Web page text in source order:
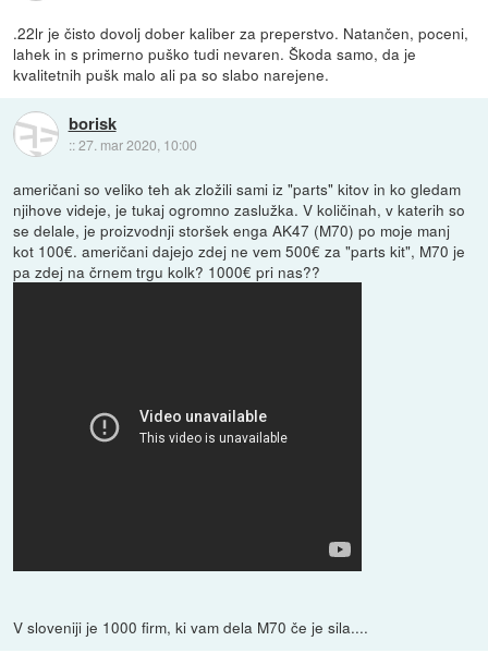
.22lr je čisto dovolj dober kaliber za preperstvo. Natančen, poceni,
lahek in s primerno puško tudi nevaren. Škoda samo, da je
kvalitetnih pušk malo ali pa so slabo narejene.
borisk
::27. mar 2020, 10:00
američani so veliko teh ak zložili sami iz "parts" kitov in ko gledam
njihove videje, je tukaj ogromno zaslužka. V količinah, v katerih so
se delale, je proizvodnji storšek enga AK47 (M70) po moje manj
kot 100€. američani dajejo zdej ne vem 500€ za "parts kit", M70 je
pa zdej na črnem trgu kolk? 1000€ pri nas??
V sloveniji je 1000 firm, ki vam dela M70 če je sila....